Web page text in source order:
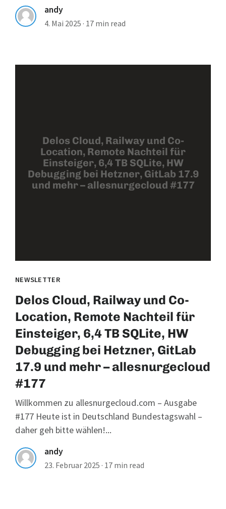
andy
4. Mai 2025 · 17 min read
Delos Cloud, Railway und Co-
Location, Remote Nachteil für
Einsteiger, 6,4 TB SQLite, HW
Debugging bei Hetzner, GitLab 17.9
und mehr – allesnurgecloud #177
NEWSLETTER
Delos Cloud, Railway und Co-
Location, Remote Nachteil für
Einsteiger, 6,4 TB SQLite, HW
Debugging bei Hetzner, GitLab
17.9 und mehr – allesnurgecloud
#177
Willkommen zu allesnurgecloud.com – Ausgabe
#177 Heute ist in Deutschland Bundestagswahl –
daher geh bitte wählen!...
andy
23. Februar 2025 · 17 min read